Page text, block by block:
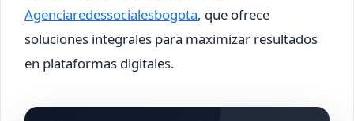
Agenciaredessocialesbogota, que ofrece
soluciones integrales para maximizar resultados
en plataformas digitales.